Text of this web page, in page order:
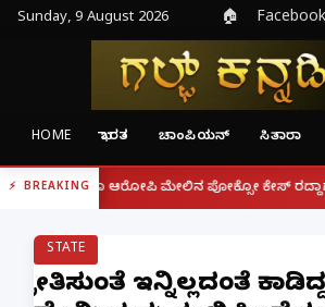
Sunday, 9 August 2026 🏠 Facebook
HOME ಭಾರತ ಚಾಂಪಿಯನ್ ಸಿತಾರಾ
BREAKING
ಆರೋಪಿ ಮೇಲಿನ ಪೋಕ್ಸೋ ಕೇಸ್ ರದ್ದಾಗಲ್ಲ: ಹೈಕೋರ್ಟ್
STATE
ಪ್ರೀತಿಸುಂತೆ ಇನ್ನಿಲ್ಲದಂತೆ